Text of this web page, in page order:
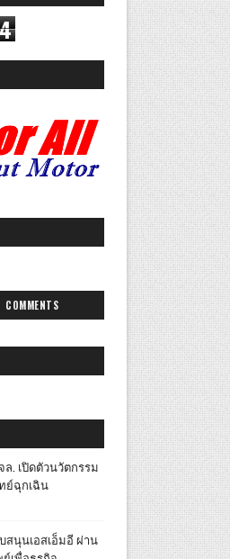
COMMENTS
. เปิดตัวนวัตกรรม
ย์ฉุกเฉิน
สนุนเอสเอ็มอี ผ่าน